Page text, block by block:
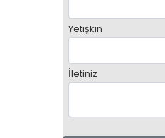
Yetişkin
İletiniz